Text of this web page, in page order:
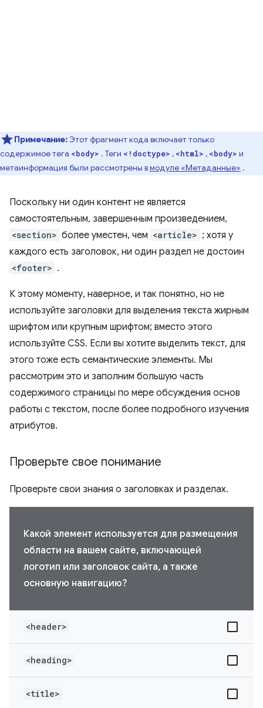
Примечание:Этот фрагмент кода включает только
содержимое тега <body> . Теги <!doctype> , <html> , <body> и
метаинформация были рассмотрены вмодуле «Метаданные» .
Поскольку ни один контент не является
самостоятельным, завершенным произведением,
<section> более уместен, чем <article> ; хотя у
каждого есть заголовок, ни один раздел не достоин
<footer> .
К этому моменту, наверное, и так понятно, но не
используйте заголовки для выделения текста жирным
шрифтом или крупным шрифтом; вместо этого
используйте CSS. Если вы хотите выделить текст, для
этого тоже есть семантические элементы. Мы
рассмотрим это и заполним большую часть
содержимого страницы по мере обсуждения основ
работы с текстом, после более подробного изучения
атрибутов.
Проверьте свое понимание
Проверьте свои знания о заголовках и разделах.
Какой элемент используется для размещения
области на вашем сайте, включающей
логотип или заголовок сайта, а также
основную навигацию?
<header>
<heading>
<title>